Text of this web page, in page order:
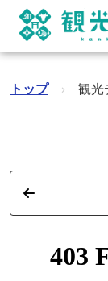
トップ › 観光